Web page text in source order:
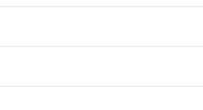
者保護法第19條第1項後段暨通訊交